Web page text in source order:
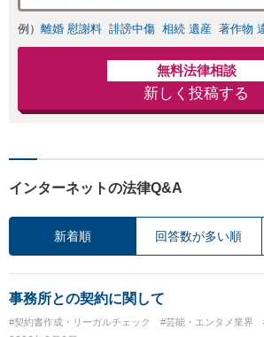
例） 離婚 慰謝料 誹謗中傷 相続 遺産 著作物
無料法律相談
新しく投稿する
インターネットの法律Q&A
新着順 回答数が多い順
事務所との契約に関して
#契約書作成・リーガルチェック #芸能・エンタメ業界